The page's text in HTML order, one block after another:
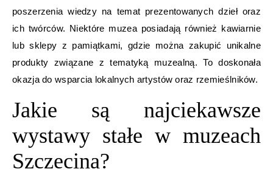
poszerzenia wiedzy na temat prezentowanych dzieł oraz
ich twórców. Niektóre muzea posiadają również kawiarnie
lub sklepy z pamiątkami, gdzie można zakupić unikalne
produkty związane z tematyką muzealną. To doskonała
okazja do wsparcia lokalnych artystów oraz rzemieślników.
Jakie są najciekawsze
wystawy stałe w muzeach
Szczecina?